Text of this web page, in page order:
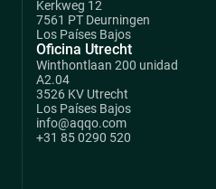
Kerkweg 12
7561 PT Deurningen
Los Países Bajos
Oficina Utrecht
Winthontlaan 200 unidad
A2.04
3526 KV Utrecht
Los Países Bajos
info@aqqo.com
+31 85 0290 520